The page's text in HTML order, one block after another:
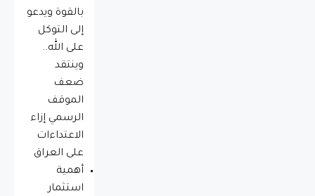
بالقوة ويدعو
إلى التوكل
على الله..
وينتقد
ضعف
الموقف
الرسمي إزاء
الاعتداءات
على العراق
أهمية
استثمار